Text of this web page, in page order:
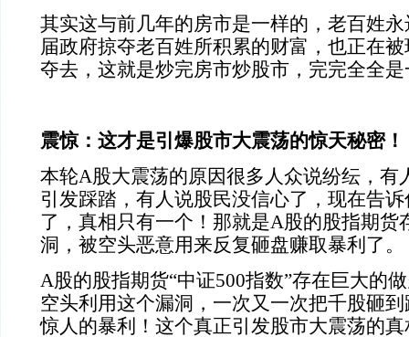
其实这与前几年的房市是一样的，老百姓
届政府掠夺老百姓所积累的财富，也正在
夺去，这就是炒完房市炒股市，完完全全
震惊：这才是引爆股市大震荡的惊天秘密！
本轮A股大震荡的原因很多人众说纷纭，有
引发踩踏，有人说股民没信心了，现在告
了，真相只有一个！那就是A股的股指期货
洞，被空头恶意用来反复砸盘赚取暴利了。
A股的股指期货“中证500指数”存在巨大的
空头利用这个漏洞，一次又一次把千股砸
惊人的暴利！这个真正引发股市大震荡的